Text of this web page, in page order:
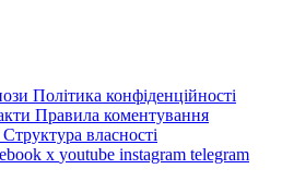
Політика конфіденційності
Правила коментування
Структура власності
x youtube instagram telegram